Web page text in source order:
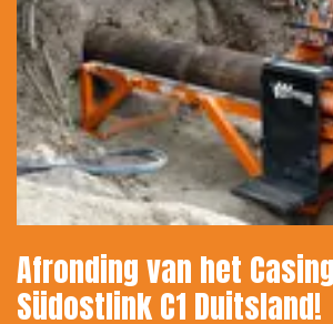
Afronding van het
Südostlink C1 Duitsland!